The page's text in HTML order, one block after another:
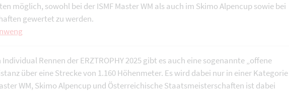
möglich, sowohl bei der ISMF Master WM als auch im Skimo Alpencup sowie bei
gewertet zu werden.
Individual Rennen der ERZTROPHY 2025 gibt es auch eine sogenannte „offene
über eine Strecke von 1.160 Höhenmeter. Es wird dabei nur in einer Kategorie
WM, Skimo Alpencup und Österreichische Staatsmeisterschaften ist dabei